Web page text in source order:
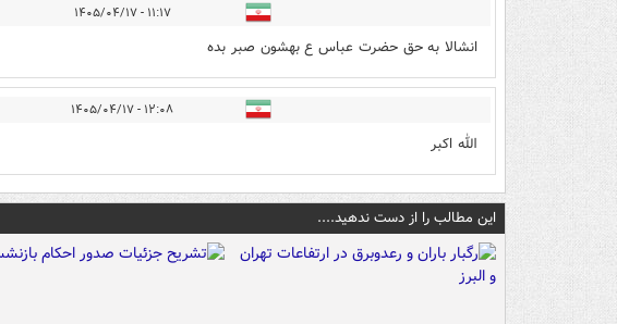
۱۱:۱۷ - ۱۴۰۵/۰۴/۱۷
انشالا به حق حضرت عباس ع بهشون صبر بده
۱۲:۰۸ - ۱۴۰۵/۰۴/۱۷
الله اکبر
این مطالب را از دست ندهید....